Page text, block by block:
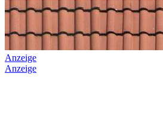
Anzeige
Anzeige